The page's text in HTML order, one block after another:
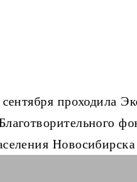
проходила